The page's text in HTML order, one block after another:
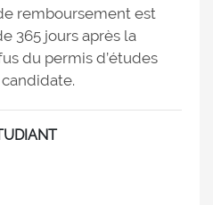
remboursement est
365 jours après la
du permis d’études